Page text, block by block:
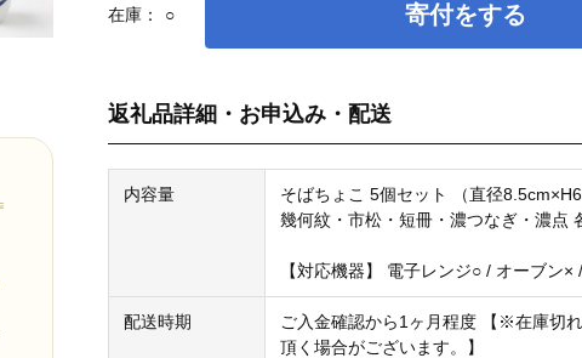
在庫： ○ 寄付をする
返礼品詳細・お申込み・配送
内容量
そばちょこ 5個セット （直径
幾何紋・市松・短冊・濃つなぎ・濃点
【対応機器】 電子レンジ○ / オーブン×
配送時期
ご入金確認から1ヶ月程度 【※在庫切
頂く場合がございます。】